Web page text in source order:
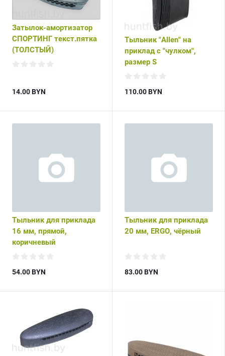
Затылок-амортизатор
СПОРТИНГ текст.пятка
(ТОЛСТЫЙ)
14.00BYN
Тыльник "Allen" на
приклад с "чулком",
размер S
110.00BYN
Тыльник для приклада
16 мм, прямой,
коричневый
54.00BYN
Тыльник для приклада
20 мм, ERGO, чёрный
83.00BYN